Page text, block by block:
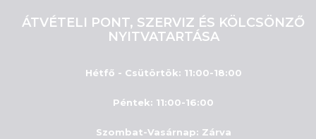
ÁTVÉTELI PONT, SZERVIZ ÉS KÖLCSÖNZŐ
NYITVATARTÁSA
Hétfő - Csütörtök: 11:00-18:00
Péntek: 11:00-16:00
Szombat-Vasárnap: Zárva